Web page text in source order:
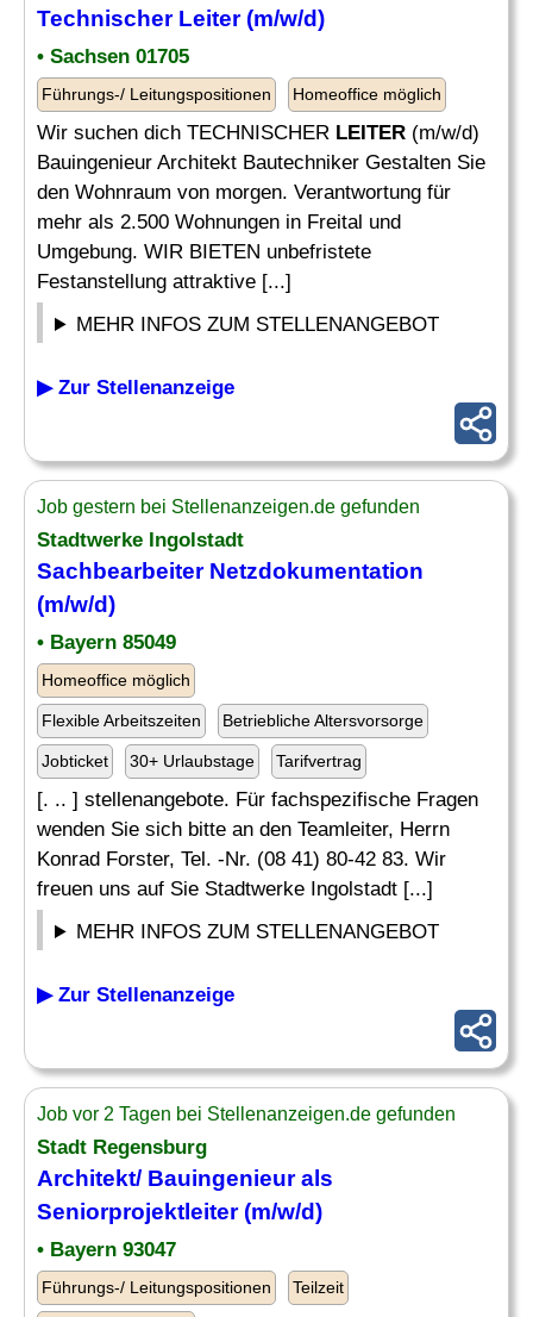
Technischer Leiter(m/w/d)
• Sachsen 01705
Führungs-/ Leitungspositionen Homeoffice möglich
Wir suchen dich TECHNISCHER LEITER (m/w/d)
Bauingenieur Architekt Bautechniker Gestalten Sie
den Wohnraum von morgen. Verantwortung für
mehr als 2.500 Wohnungen in Freital und
Umgebung. WIR BIETEN unbefristete
Festanstellung attraktive [...]
MEHR INFOS ZUM STELLENANGEBOT
▶ Zur Stellenanzeige
Job gestern bei Stellenanzeigen.de gefunden
Stadtwerke Ingolstadt
Sachbearbeiter Netzdokumentation
(m/w/d)
• Bayern 85049
Homeoffice möglich
Flexible Arbeitszeiten Betriebliche Altersvorsorge
Jobticket 30+ Urlaubstage Tarifvertrag
[. .. ] stellenangebote. Für fachspezifische Fragen
wenden Sie sich bitte an den Teamleiter, Herrn
Konrad Forster, Tel. -Nr. (08 41) 80-42 83. Wir
freuen uns auf Sie Stadtwerke Ingolstadt [...]
MEHR INFOS ZUM STELLENANGEBOT
▶ Zur Stellenanzeige
Job vor 2 Tagen bei Stellenanzeigen.de gefunden
Stadt Regensburg
Architekt/ Bauingenieur als
Seniorprojektleiter (m/w/d)
• Bayern 93047
Führungs-/ Leitungspositionen Teilzeit